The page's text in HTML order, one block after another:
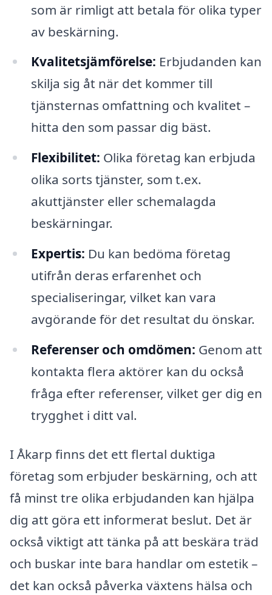
som är rimligt att betala för olika typer
av beskärning.
Kvalitetsjämförelse: Erbjudanden kan
skilja sig åt när det kommer till
tjänsternas omfattning och kvalitet –
hitta den som passar dig bäst.
Flexibilitet: Olika företag kan erbjuda
olika sorts tjänster, som t.ex.
akuttjänster eller schemalagda
beskärningar.
Expertis: Du kan bedöma företag
utifrån deras erfarenhet och
specialiseringar, vilket kan vara
avgörande för det resultat du önskar.
Referenser och omdömen: Genom att
kontakta flera aktörer kan du också
fråga efter referenser, vilket ger dig en
trygghet i ditt val.
I Åkarp finns det ett flertal duktiga
företag som erbjuder beskärning, och att
få minst tre olika erbjudanden kan hjälpa
dig att göra ett informerat beslut. Det är
också viktigt att tänka på att beskära träd
och buskar inte bara handlar om estetik –
det kan också påverka växtens hälsa och